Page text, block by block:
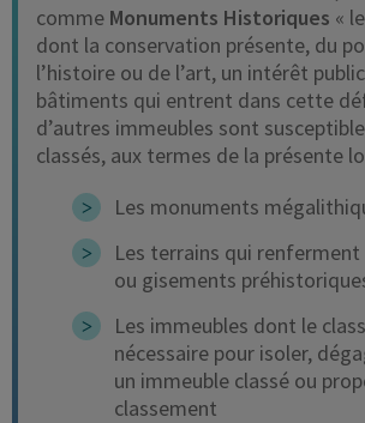
comme Monuments Historiques «
dont la conservation présente, du
l’histoire ou de l’art, un intérêt
bâtiments qui entrent dans cette
d’autres immeubles sont
classés, aux termes de la présente
Les monuments
Les terrains qui
ou gisements
Les immeubles dont le
nécessaire pour isoler,
un immeuble classé ou
classement